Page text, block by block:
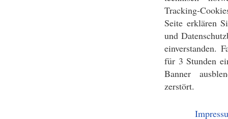
Tracking-
Seite erklären
und
einverstanden.
für 3 Stunden
Banner
zerstört.